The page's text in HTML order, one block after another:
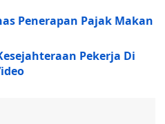
Penerapan Pajak Makan
Pekerja Di